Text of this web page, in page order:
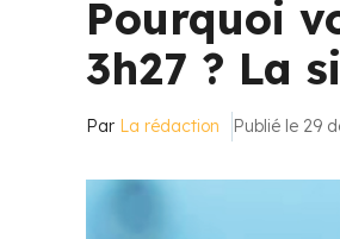
Pourquoi
3h27 ? La
Par La rédaction Publié le 29